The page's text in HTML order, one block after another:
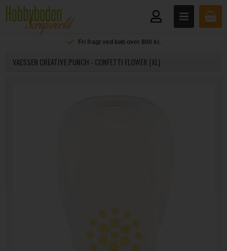
Fri fragt ved køb over 800 kr.
VAESSEN CREATIVE PUNCH - CONFETTI FLOWER (XL)